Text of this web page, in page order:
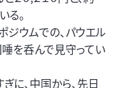
る。
ジウムでの、パウエル
を呑んで見守ってい
に、中国から、先日